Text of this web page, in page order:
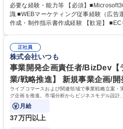
ケジュール作成・進捗管理 ■バナー/ペー
イベントスケジュール管理・商品登録・
定・CSV作成 ■施策内容の確認・情報共
必要な経験・能力等 【必須】
識 ■WEBマーケティング従事経験（広告
作成・制作指示書作成経験 【歓迎】 ■ECモール運営経験（楽天・Amazo
歴：大学院 大学 高専 短大 専修学校 高校
正社員
株式会社いつも
事業開発企画責任者/BizDev【
業/戦略推進】 新規事業企画/開
ライブコマースおよび関連領域で事業戦略立案
グ企画を推進。市場分析からビジネスモデル設計
引するポジションです。
月給
37万円以上